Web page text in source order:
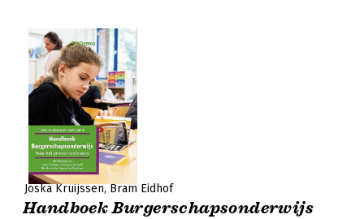
Joska Kruijssen Bram Eidhof
Handboek Burgerschapsonderwijs